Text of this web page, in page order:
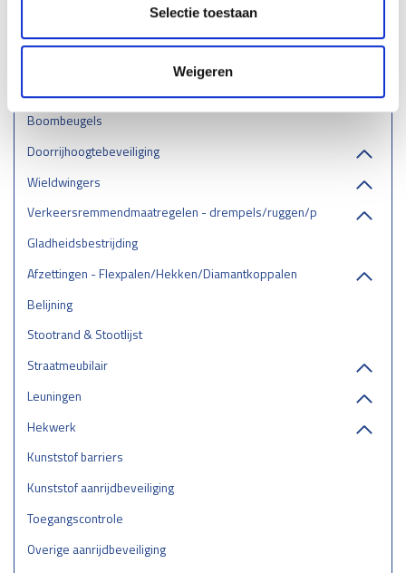
Selectie toestaan
Weigeren
Boombeugels
Doorrijhoogtebeveiliging
Wieldwingers
Verkeersremmendmaatregelen - drempels/ruggen/parkeerstops
Gladheidsbestrijding
Afzettingen - Flexpalen/Hekken/Diamantkoppalen
Belijning
Stootrand & Stootlijst
Straatmeubilair
Leuningen
Hekwerk
Kunststof barriers
Kunststof aanrijdbeveiliging
Toegangscontrole
Overige aanrijdbeveiliging